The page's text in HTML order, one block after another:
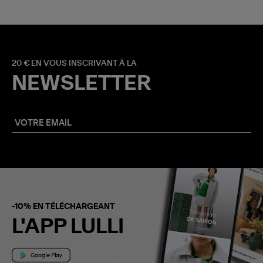
20 € EN VOUS INSCRIVANT À LA
NEWSLETTER
-10% EN TÉLÉCHARGEANT
L'APP LULLI